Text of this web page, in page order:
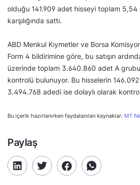
olduğu 141.909 adet hisseyi toplam 5,54
karşılığında sattı.
ABD Menkul Kıymetler ve Borsa
Form 4 bildirimine göre, bu satışın
üzerinde toplam 3.640.860 adet A
kontrolü bulunuyor. Bu hisselerin
3.494.768 adedi ise dolaylı olarak
Bu içerik hazırlanırken faydalanılan kaynaklar: MT
Paylaş